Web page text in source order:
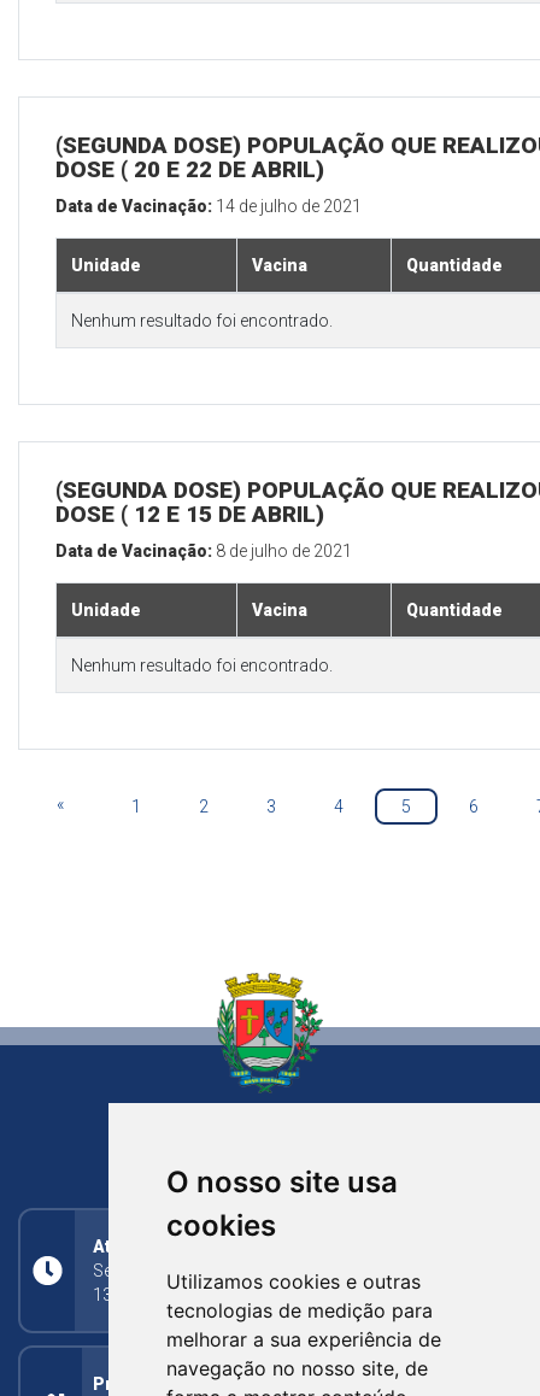
O nosso site usa
cookies
Utilizamos cookies e outras
tecnologias de medição para
melhorar a sua experiência de
navegação no nosso site, de
(SEGUNDA DOSE) POPULAÇÃO QUE
DOSE ( 20 E 22 DE ABRIL)
Data de Vacinação: 14 de julho de 2021
Unidade Vacina Quantidade
Nenhum resultado foi encontrado.
(SEGUNDA DOSE) POPULAÇÃO QUE
DOSE ( 12 E 15 DE ABRIL)
Data de Vacinação: 8 de julho de 2021
Unidade Vacina Quantidade
Nenhum resultado foi encontrado.
« 1 2 3 4 5 6
Atendimento
Segunda a Sexta: 8h às 11h30min (manhã);
13h30min às 17h (tarde)
Prefeitura Municipal